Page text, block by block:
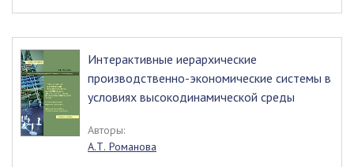
Интерактивные иерархические
производственно-экономические системы в
условиях высокодинамической среды
Авторы:
А.Т. Романова